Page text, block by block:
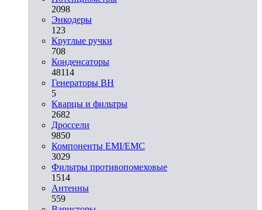
2098
Энкодеры
123
Круглые ручки
708
Конденсаторы
48114
Генераторы ВН
5
Кварцы и фильтры
2682
Дроссели
9850
Компоненты EMI/EMC
3029
Фильтры противопомеховые
1514
Антенны
559